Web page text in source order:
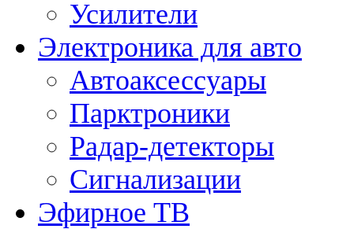
Усилители
Электроника для авто
Автоаксессуары
Парктроники
Радар-детекторы
Сигнализации
Эфирное ТВ